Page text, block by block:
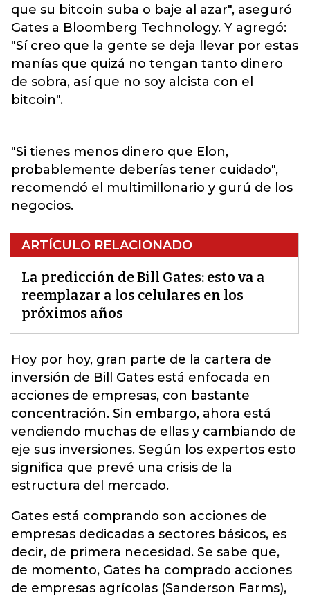
que su bitcoin suba o baje al azar", aseguró
Gates a Bloomberg Technology. Y agregó:
"Sí creo que la gente se deja llevar por estas
manías que quizá no tengan tanto dinero
de sobra, así que no soy alcista con el
bitcoin".
"Si tienes menos dinero que Elon,
probablemente deberías tener cuidado",
recomendó el multimillonario y gurú de los
negocios.
ARTÍCULO RELACIONADO
La predicción de Bill Gates: esto va a
reemplazar a los celulares en los
próximos años
Hoy por hoy, gran parte de la cartera de
inversión de Bill Gates está enfocada en
acciones de empresas, con bastante
concentración. Sin embargo, ahora está
vendiendo muchas de ellas y cambiando de
eje sus inversiones. Según los expertos esto
significa que prevé una crisis de la
estructura del mercado.
Gates está comprando son acciones de
empresas dedicadas a sectores básicos, es
decir, de primera necesidad. Se sabe que,
de momento, Gates ha comprado acciones
de empresas agrícolas (Sanderson Farms),